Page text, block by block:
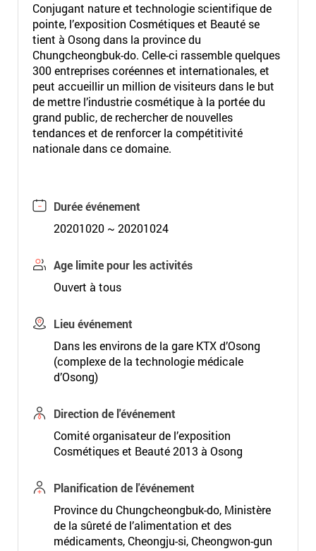
Conjugant nature et technologie scientifique de
pointe, l’exposition Cosmétiques et Beauté se
tient à Osong dans la province du
Chungcheongbuk-do. Celle-ci rassemble quelques
300 entreprises coréennes et internationales, et
peut accueillir un million de visiteurs dans le but
de mettre l’industrie cosmétique à la portée du
grand public, de rechercher de nouvelles
tendances et de renforcer la compétitivité
nationale dans ce domaine.
Durée événement
20201020 ~ 20201024
Age limite pour les activités
Ouvert à tous
Lieu événement
Dans les environs de la gare KTX d’Osong
(complexe de la technologie médicale
d’Osong)
Direction de l'événement
Comité organisateur de l’exposition
Cosmétiques et Beauté 2013 à Osong
Planification de l'événement
Province du Chungcheongbuk-do, Ministère
de la sûreté de l’alimentation et des
médicaments, Cheongju-si, Cheongwon-gun